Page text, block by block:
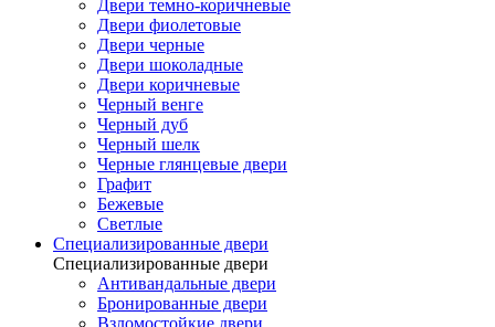
Двери темно-коричневые
Двери фиолетовые
Двери черные
Двери шоколадные
Двери коричневые
Черный венге
Черный дуб
Черный шелк
Черные глянцевые двери
Графит
Бежевые
Светлые
Специализированные двери
Специализированные двери
Антивандальные двери
Бронированные двери